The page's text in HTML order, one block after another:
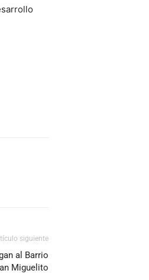
siguiente
al Barrio
Miguelito